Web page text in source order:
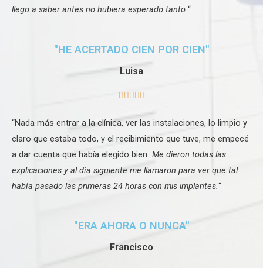
llego a saber antes no hubiera esperado tanto.“
"HE ACERTADO CIEN POR CIEN"
Luisa
    
“Nada más entrar a la clínica, ver las instalaciones, lo limpio y
claro que estaba todo, y el recibimiento que tuve, me empecé
a dar cuenta que había elegido bien. Me dieron todas las
explicaciones y al día siguiente me llamaron para ver que tal
había pasado las primeras 24 horas con mis implantes.“
"ERA AHORA O NUNCA"
Francisco